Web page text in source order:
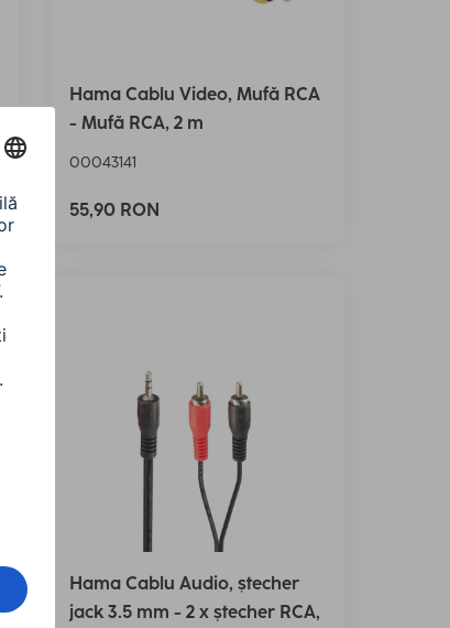
Hama Cablu Video, Mufă RCA
- Mufă RCA, 2 m
00043141
55,90 RON
Hama Cablu Audio, ștecher
jack 3.5 mm - 2 x ștecher RCA,